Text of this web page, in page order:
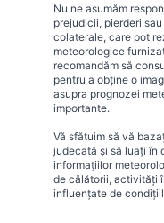
Nu ne asumăm
prejudicii, pierderi
colaterale, care pot
meteorologice
recomandăm să
pentru a obține o
asupra prognozei
importante.
Vă sfătuim să vă
judecată și să luați în
informațiilor
de călătorii, activități
influențate de